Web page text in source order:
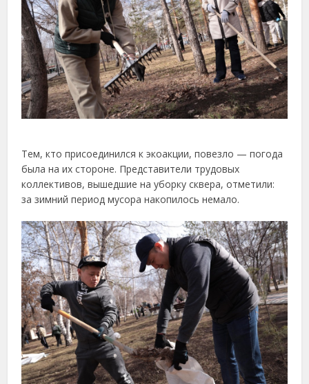
Тем, кто присоединился к экоакции, повезло — погода
была на их стороне. Представители трудовых
коллективов, вышедшие на уборку сквера, отметили:
за зимний период мусора накопилось немало.